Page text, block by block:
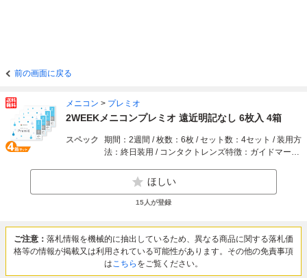
前の画面に戻る
メニコン > プレミオ
2WEEKメニコンプレミオ 遠近明記なし 6枚入 4箱
スペック
期間：2週間 / 枚数：6枚 / セット数：4セット / 装用方
法：終日装用 / コンタクトレンズ特徴：ガイドマーク
ほしい
15人が登録
ご注意： 落札情報を機械的に抽出しているため、異なる商品に関する落札価
格等の情報が掲載又は利用されている可能性があります。その他の免責事項
はこちら をご覧ください。